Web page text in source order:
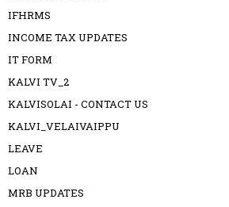
IFHRMS
INCOME TAX UPDATES
IT FORM
KALVI TV_2
KALVISOLAI - CONTACT US
KALVI_VELAIVAIPPU
LEAVE
LOAN
MRB UPDATES